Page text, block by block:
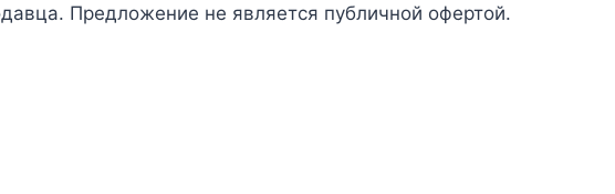
Предложение не является публичной офертой.